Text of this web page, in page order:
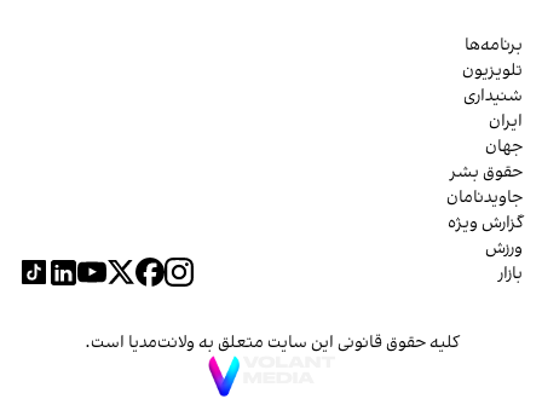
برنامه‌ها
تلویزیون
شنیداری
ایران
جهان
حقوق بشر
جاویدنامان
گزارش ویژه
ورزش
بازار
کلیه حقوق قانونی این سایت متعلق به ولانت‌مدیا است.